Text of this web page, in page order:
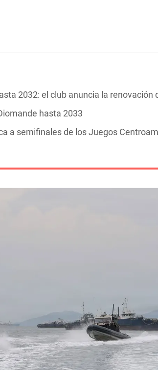
2032: el club anuncia la renovación
hasta 2033
a semifinales de los Juegos